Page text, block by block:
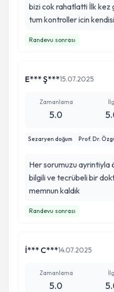
bizi cok rahatlatti İlk kez gittik ve bundan sonra
tum kontroller icin
Randevu sonrası
E*** Ş***15.07.2025
Zamanlama
5.0
Sezaryen doğum Prof. Dr.
Her sorumuzu ayrintiyla
bilgili ve tecrübeli bir
memnun kaldık
Randevu sonrası
İ*** C***14.07.2025
Zamanlama
5.0